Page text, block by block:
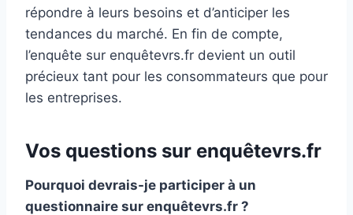
répondre à leurs besoins et d’anticiper les
tendances du marché. En fin de compte,
l’enquête sur enquêtevrs.fr devient un outil
précieux tant pour les consommateurs que pour
les entreprises.
Vos questions sur enquêtevrs.fr
Pourquoi devrais-je participer à un
questionnaire sur enquêtevrs.fr ?